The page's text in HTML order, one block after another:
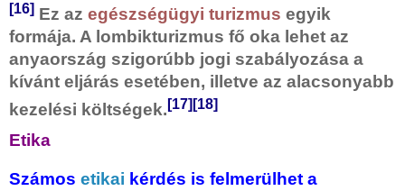
[16] Ez az egészségügyi turizmus egyik
formája. A lombikturizmus fő oka lehet az
anyaország szigorúbb jogi szabályozása a
kívánt eljárás esetében, illetve az alacsonyabb
kezelési költségek. [17] [18]
Etika
Számos etikai kérdés is felmerülhet a